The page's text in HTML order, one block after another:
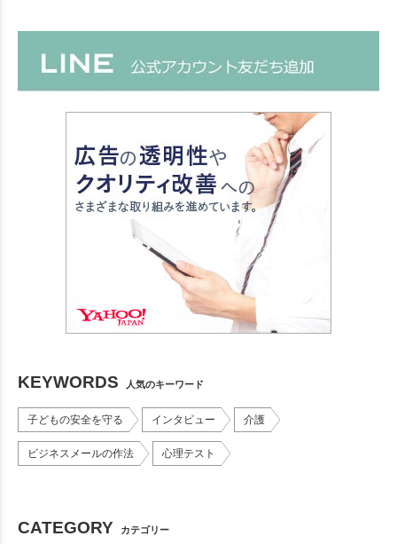
KEYWORDS 人気のキーワード
子どもの安全を守る インタビュー 介護
ビジネスメールの作法 心理テスト
CATEGORY カテゴリー